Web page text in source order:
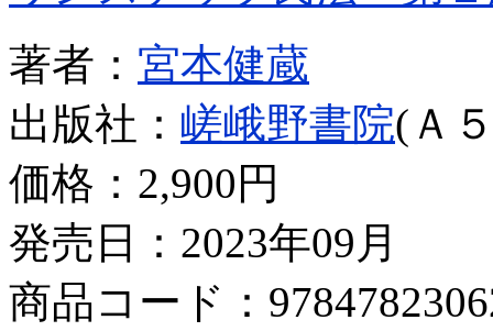
著者： 宮本健蔵
出版社： 嵯峨野書院(Ａ
価格： 2,900円
発売日：2023年09月
商品コード：